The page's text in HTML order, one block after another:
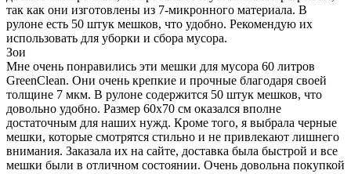
так как они изготовлены из 7-микронного материала. В
рулоне есть 50 штук мешков, что удобно. Рекомендую их
использовать для уборки и сбора мусора.
Зои
Мне очень понравились эти мешки для мусора 60 литров
GreenClean. Они очень крепкие и прочные благодаря своей
толщине 7 мкм. В рулоне содержится 50 штук мешков, что
довольно удобно. Размер 60х70 см оказался вполне
достаточным для наших нужд. Кроме того, я выбрала черные
мешки, которые смотрятся стильно и не привлекают лишнего
внимания. Заказала их на сайте, доставка была быстрой и все
мешки были в отличном состоянии. Очень довольна покупкой